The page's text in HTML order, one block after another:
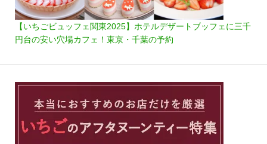
【いちごビュッフェ関東2025】ホテルデザートブッフェに三千
円台の安い穴場カフェ！東京・千葉の予約